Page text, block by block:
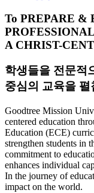
To PREPARE &
A CHRIST-
학생들을 전문적
중심의 교육을 펼
Goodtree Mission
centered education
Education (ECE)
strengthen students in
commitment to
enhances individual
In the journey of
impact on the world.